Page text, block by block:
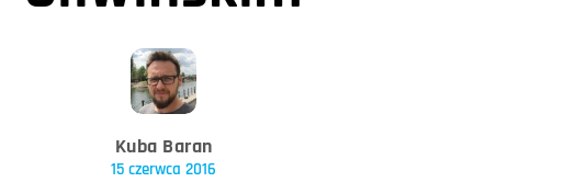
Kuba Baran
15 czerwca 2016